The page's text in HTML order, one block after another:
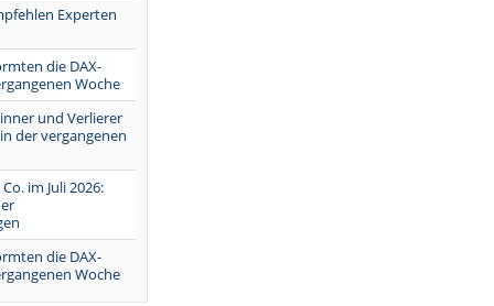
Experten
die DAX-
Woche
und Verlierer
der vergangenen
im Juli 2026:
die DAX-
Woche